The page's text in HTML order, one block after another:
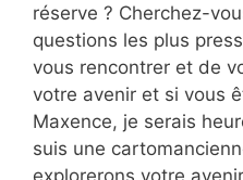
réserve ? Cherchez-
questions les plus
vous rencontrer et de
votre avenir et si vous
Maxence, je serais
suis une
explorerons votre